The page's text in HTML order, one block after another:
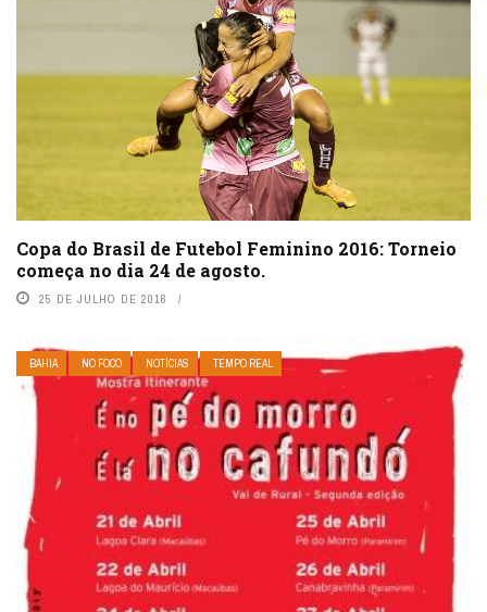
Copa do Brasil de Futebol Feminino 2016: Torneio
começa no dia 24 de agosto.
25 DE JULHO DE 2016
BAHIA NO FOCO NOTÍCIAS TEMPO REAL